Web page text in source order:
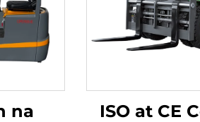
na
ISO at CE